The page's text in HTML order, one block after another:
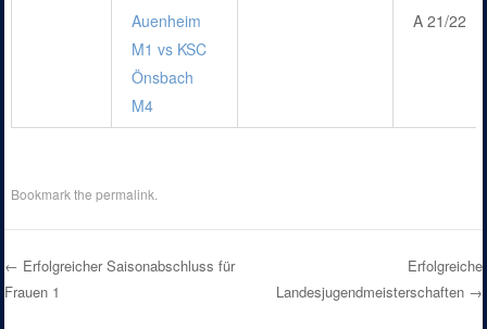
Auenheim
M1 vs KSC
Önsbach
M4
A 21/22
Bookmark thepermalink
Post navigation
← Erfolgreicher Saisonabschluss für
Frauen 1
Erfolgreiche
Landesjugendmeisterschaften →